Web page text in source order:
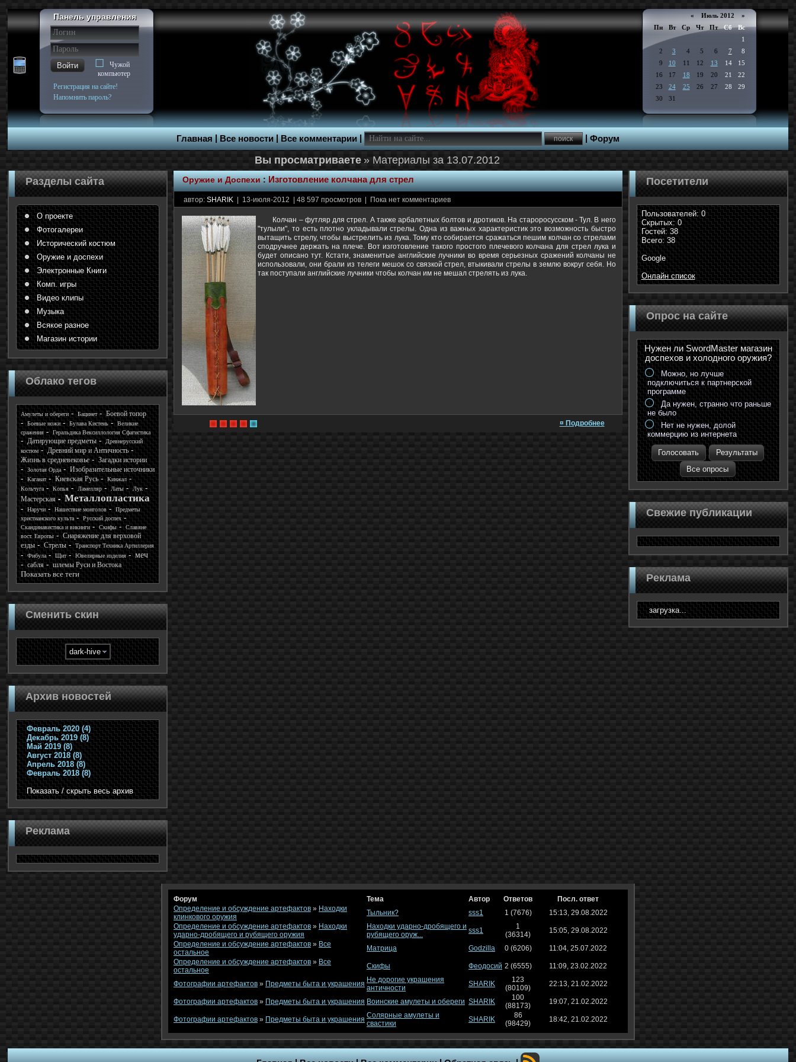
Панель управления
Войти
Чужой
компьютер
Регистрация на сайте!
Напомнить пароль?
«Июль 2012»
Пн
Вт Ср Чт Пт Сб
Вс
1
2
3 4 5 6 7
8
9
10 11 12 13 14
15
16
17 18 19 20 21
22
23
24 25 26 27 28
29
30
31
Главная|Все новости|Все комментарии| |Форум
» Материалы за 13.07.2012
Оружие и Доспехи: Изготовление колчана для стрел
автор:SHARIK | 13-июля-2012 | 48 597 просмотров | Пока нет комментариев
Колчан – футляр для стрел. А также арбалетных болтов и дротиков. На староросусском - Тул. В него
"тулыли", то есть плотно укладывали стрелы. Одна из важных характеристик это возможность быстро
вытащить стрелу, чтобы выстрелить из лука. Тому кто собирается сражаться пешим колчан со стрелами
сподручнее держать на плече. Вот изготовление такого простого плечевого колчана для стрел лука и
будет описано тут. Кстати, знаменитые английские лучники во время серьезных сражений колчаны не
использовали, они брали из телеги мешок со связкой стрел, втыкивали стрелы в землю вокруг себя. Но
так поступали английские лучники чтобы колчан им не мешал стрелять из лука.
¤ Подробнее
Разделы сайта
О проекте
Фотогалереи
Исторический костюм
Оружие и доспехи
Электронные Книги
Комп. игры
Видео клипы
Музыка
Всякое разное
Магазин истории
Облако тегов
Амулеты и обереги Бацинет Боевой топор
Боевые ножи Булава Кистень
Великие
сражения
Геральдика Вексиллология Сфагистика
Датирующие предметы
Древнерусский
костюм
Древний мир и Античность
Жизнь в средневековье
Загадки истории
Золотая Орда Изобразительные источники
Каганат Киевская Русь
Кинжал
Кольчуга
Копья Ламелляр Латы Лук
Мастерская Металлопластика
Наручи Нашествие монголов
Предметы
христианского культа
Русский доспех
Скандинавистика и викинги
Скифы
Славяне
вост. Европы
Снаряжение для верховой
езды
Стрелы
Транспорт Техника Артиллерия
Фибула
Щит Ювелирные изделия меч
сабля шлемы Руси и Востока
Показать все теги
Сменить скин
Архив новостей
Февраль 2020 (4)
Декабрь 2019 (8)
Май 2019 (8)
Август 2018 (8)
Апрель 2018 (8)
Февраль 2018 (8)
Показать / скрыть весь архив
Реклама
Посетители
Пользователей: 0
Скрытых: 0
Гостей: 38
Всего: 38
Google
Онлайн список
Опрос на сайте
Нужен ли SwordMaster магазин
доспехов и холодного оружия?
Можно, но лучше
подключиться к партнерской
программе
Да нужен, странно что раньше
не было
Нет не нужен, долой
коммерцию из интернета
Голосовать
Результаты
Все опросы
Свежие публикации
Реклама
загрузка...
Форум Тема Автор Ответов
Посл. ответ
Определение и обсуждение артефактов » Находки
клинкового оружия
Тыльник? sss1 1 (7676)
15:13, 29.08.2022
Определение и обсуждение артефактов » Находки
ударно-дробящего и рубящего оружия
Находки ударно-дробящего и
рубящего оруж...
sss1
1
(36314)
15:05, 29.08.2022
Определение и обсуждение артефактов » Все
остальное
Матрица Godzilla 0 (6206)
11:04, 25.07.2022
Определение и обсуждение артефактов » Все
остальное
Скифы Феодосий 2 (6555) 11:09, 23.02.2022
Фотографии артефактов » Предметы быта и украшения Не дорогие украшения
античности
SHARIK
123
(80109)
22:13, 21.02.2022
Фотографии артефактов » Предметы быта и украшения Воинские амулеты и обереги SHARIK
100
(88173)
19:07, 21.02.2022
Фотографии артефактов » Предметы быта и украшения Солярные амулеты и
свастики
SHARIK
86
(98429)
18:42, 21.02.2022